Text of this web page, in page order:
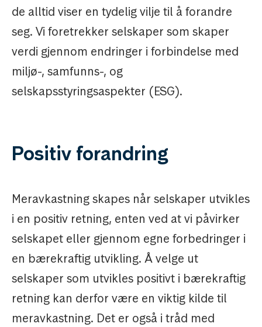
de alltid viser en tydelig vilje til å forandre
seg. Vi foretrekker selskaper som skaper
verdi gjennom endringer i forbindelse med
miljø-, samfunns-, og
selskapsstyringsaspekter (ESG).
Positiv forandring
Meravkastning skapes når selskaper utvikles
i en positiv retning, enten ved at vi påvirker
selskapet eller gjennom egne forbedringer i
en bærekraftig utvikling. Å velge ut
selskaper som utvikles positivt i bærekraftig
retning kan derfor være en viktig kilde til
meravkastning. Det er også i tråd med